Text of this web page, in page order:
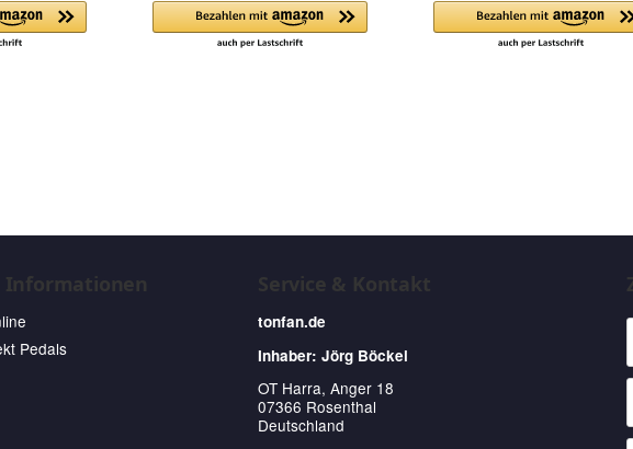
Informationen
Pedals
Service & Kontakt
tonfan.de
Inhaber: Jörg Böckel
OT Harra, Anger 18
07366 Rosenthal
Deutschland